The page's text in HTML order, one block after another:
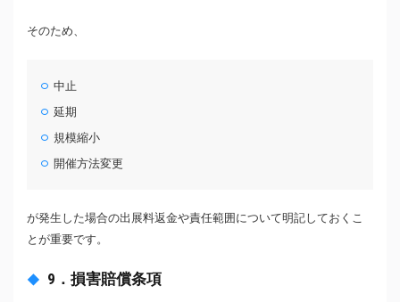
そのため、
中止
延期
規模縮小
開催方法変更
が発生した場合の出展料返金や責任範囲について明記しておくこ
とが重要です。
9．損害賠償条項